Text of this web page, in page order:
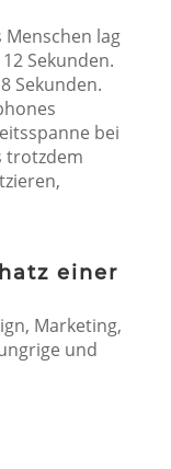
lag
Sekunden.
Sekunden.
bei
trotzdem
einer
Marketing,
und